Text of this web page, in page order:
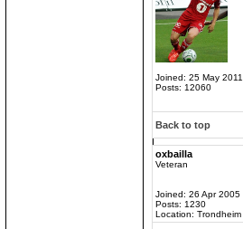
Joined: 25 May 2011
Posts: 12060
Back to top
oxbailla
Veteran
Joined: 26 Apr 2005
Posts: 1230
Location: Trondheim